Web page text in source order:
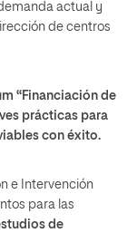
actual y
de centros
“Financiación de
prácticas para
con éxito.
e Intervención
para las
de